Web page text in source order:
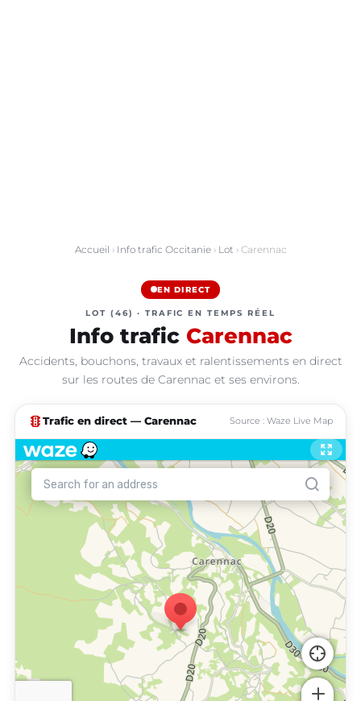
Accueil › Info trafic Occitanie› Lot › Carennac
EN DIRECT
LOT (46) · TRAFIC EN TEMPS RÉEL
Info trafic Carennac
Accidents, bouchons, travaux et ralentissements en direct
sur les routes de Carennac et ses environs.
traffic Trafic en direct — Carennac Source : Waze Live Map